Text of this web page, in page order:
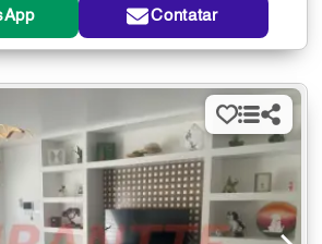
Contatar